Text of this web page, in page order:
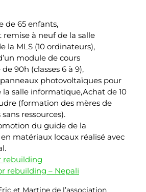
de 65 enfants,
à neuf de la salle
la MLS (10 ordinateurs),
module de cours
90h (classes 6 à 9),
photovoltaïques pour
la salle informatique,Achat de 10
(formation des mères de
ressources).
du guide de la
matériaux locaux réalisé avec
rebuilding
rebuilding – Nepali
et Martine de l’association